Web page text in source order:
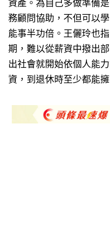
資產。為自己多做準備
務顧問協助，不但可以
能事半功倍。王儷玲也
期，難以從薪資中撥出
出社會就開始依個人能
資，到退休時至少都能